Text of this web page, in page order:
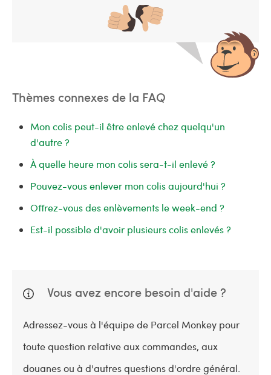
Thèmes connexes de la FAQ
Mon colis peut-il être enlevé chez quelqu'un
d'autre ?
À quelle heure mon colis sera-t-il enlevé ?
Pouvez-vous enlever mon colis aujourd'hui ?
Offrez-vous des enlèvements le week-end ?
Est-il possible d'avoir plusieurs colis enlevés ?
Vous avez encore besoin d'aide ?
Adressez-vous à l'équipe de Parcel Monkey pour
toute question relative aux commandes, aux
douanes ou à d'autres questions d'ordre général.